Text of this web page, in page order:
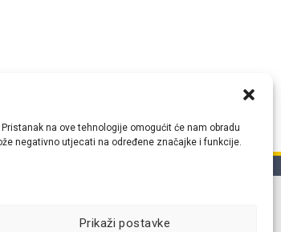
na ove tehnologije omogućit će nam obradu
negativno utjecati na određene značajke i funkcije.
Prikaži postavke